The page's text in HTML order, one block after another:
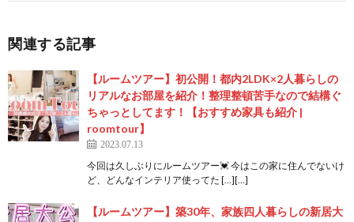
関連する記事
【ルームツアー】初公開！都内2LDK×2人暮らしの
リアルなお部屋を紹介！整理整頓苦手なので結構ぐ
ちゃっとしてます！【おすすめ家具も紹介 |
roomtour】
2023.07.13
今回は久しぶりにルームツアー💓 今はこの家に住んでないけ
ど、どんなインテリア使ってた […][…]
【ルームツアー】築30年、家族四人暮らしの新居大